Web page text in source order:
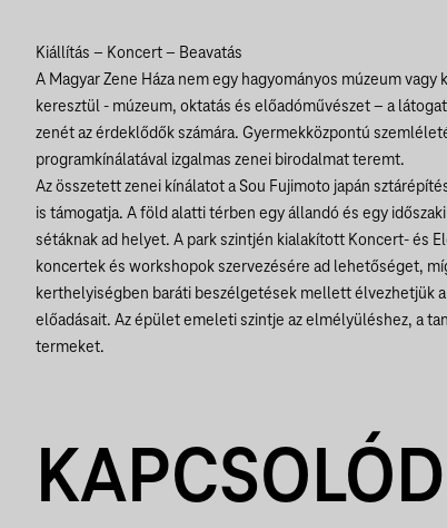
Kiállítás – Koncert – Beavatás
A Magyar Zene Háza nem egy hagyományos múzeum
keresztül - múzeum, oktatás és előadóművészet – a
zenét az érdeklődők számára. Gyermekközpontú
programkínálatával izgalmas zenei birodalmat teremt.
Az összetett zenei kínálatot a Sou Fujimoto japán
is támogatja. A föld alatti térben egy állandó és egy
sétáknak ad helyet. A park szintjén kialakított Koncert- és
koncertek és workshopok szervezésére ad lehetőséget,
kerthelyiségben baráti beszélgetések mellett élvezhetjük
előadásait. Az épület emeleti szintje az elmélyüléshez, a
termeket.